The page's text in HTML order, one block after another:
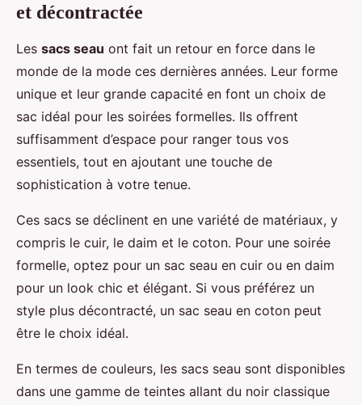
et décontractée
Les sacs seau ont fait un retour en force dans le
monde de la mode ces dernières années. Leur forme
unique et leur grande capacité en font un choix de
sac idéal pour les soirées formelles. Ils offrent
suffisamment d’espace pour ranger tous vos
essentiels, tout en ajoutant une touche de
sophistication à votre tenue.
Ces sacs se déclinent en une variété de matériaux, y
compris le cuir, le daim et le coton. Pour une soirée
formelle, optez pour un sac seau en cuir ou en daim
pour un look chic et élégant. Si vous préférez un
style plus décontracté, un sac seau en coton peut
être le choix idéal.
En termes de couleurs, les sacs seau sont disponibles
dans une gamme de teintes allant du noir classique